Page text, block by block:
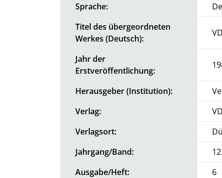
Sprache:
Titel des übergeordneten
Werkes (Deutsch):
Jahr der
Erstveröffentlichung:
Herausgeber (Institution):
Verlag:
Verlagsort:
Jahrgang/Band:
Ausgabe/Heft:
6